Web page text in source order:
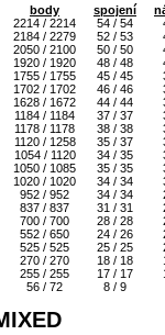
body spojení
2214 / 2214 54 / 54
2184 / 2279 52 / 53
2050 / 2100 50 / 50
1920 / 1920 48 / 48
1755 / 1755 45 / 45
1702 / 1702 46 / 46
1628 / 1672 44 / 44
1184 / 1184 37 / 37
1178 / 1178 38 / 38
1120 / 1258 35 / 37
1054 / 1120 34 / 35
1050 / 1085 35 / 35
1020 / 1020 34 / 34
952 / 952 34 / 34
837 / 837 31 / 31
700 / 700 28 / 28
552 / 650 24 / 26
525 / 525 25 / 25
270 / 270 18 / 18
255 / 255 17 / 17
56 / 72 8 / 9